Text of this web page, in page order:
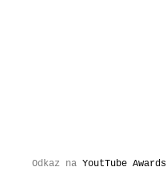
Odkaz na YoutTube Awards